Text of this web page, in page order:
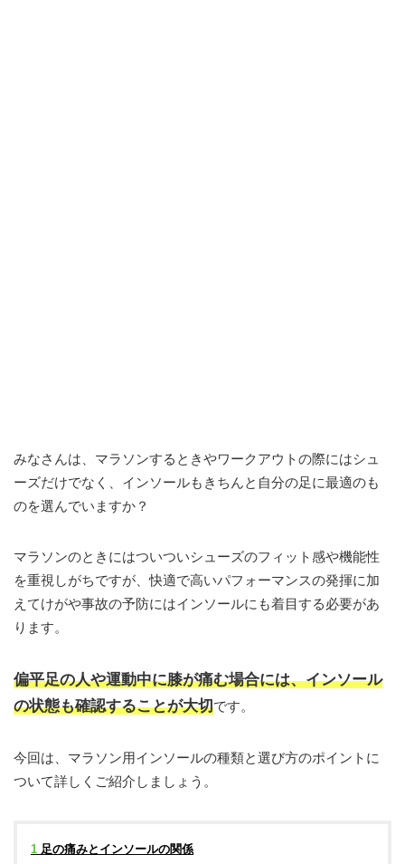
みなさんは、マラソンするときやワークアウトの際にはシュ
ーズだけでなく、インソールもきちんと自分の足に最適のも
のを選んでいますか？
マラソンのときにはついついシューズのフィット感や機能性
を重視しがちですが、快適で高いパフォーマンスの発揮に加
えてけがや事故の予防にはインソールにも着目する必要があ
ります。
偏平足の人や運動中に膝が痛む場合には、インソール
の状態も確認することが大切です。
今回は、マラソン用インソールの種類と選び方のポイントに
ついて詳しくご紹介しましょう。
1 足の痛みとインソールの関係